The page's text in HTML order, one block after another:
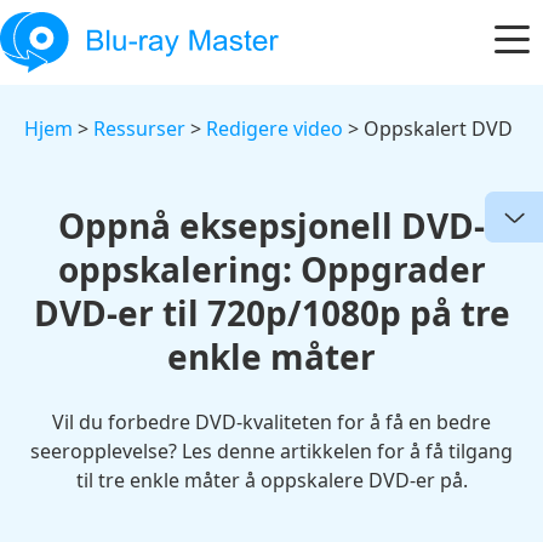
Hjem > Ressurser> Redigere video > Oppskalert DVD
Oppnå eksepsjonell DVD-
oppskalering: Oppgrader
DVD-er til 720p/1080p på tre
enkle måter
Vil du forbedre DVD-kvaliteten for å få en bedre
seeropplevelse? Les denne artikkelen for å få tilgang
til tre enkle måter å oppskalere DVD-er på.